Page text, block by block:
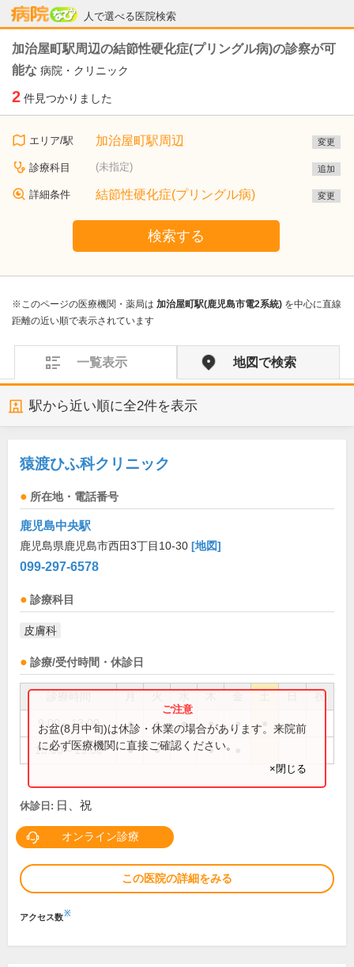
人で選べる医院検索
病院なび
加治屋町駅周辺の結節性硬化症(プリングル病)の診察が可
能な 病院・クリニック
2 件見つかりました
エリア/駅 加治屋町駅周辺 変更
診療科目 (未指定) 追加
詳細条件 結節性硬化症(プリングル病) 変更
検索する
※このページの医療機関・薬局は 加治屋町駅(鹿児島市電2系統) を中心に直線
距離の近い順で表示されています
一覧表示 地図で検索
駅から近い順に全2件を表示
猿渡ひふ科クリニック
所在地・電話番号
鹿児島中央駅
鹿児島県鹿児島市西田3丁目10-30 [地図]
099-297-6578
診療科目
皮膚科
診療/受付時間・休診日
祝
9:00～13:00 ● ● ● ● ●
15:00～19:00 ● ● ●
お盆(8月中旬)は休診・休業の場合があります。来院前
に必ず医療機関に直接ご確認ください。
×閉じる
休診日: 日、祝
オンライン診療
この医院の詳細をみる
アクセス数※